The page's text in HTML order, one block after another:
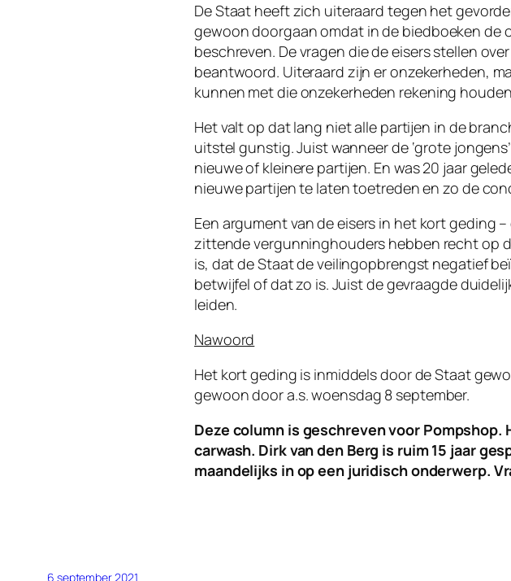
De Staat heeft zich uiteraard tegen het
gewoon doorgaan omdat in de biedboeken de
beschreven. De vragen die de eisers stellen
beantwoord. Uiteraard zijn er onzekerheden,
kunnen met die onzekerheden rekening
Het valt op dat lang niet alle partijen in de
uitstel gunstig. Juist wanneer de ‘grote
nieuwe of kleinere partijen. En was 20 jaar
nieuwe partijen te laten toetreden en zo de
Een argument van de eisers in het kort geding
zittende vergunninghouders hebben recht op
is, dat de Staat de veilingopbrengst negatief
betwijfel of dat zo is. Juist de gevraagde
leiden.
Nawoord
Het kort geding is inmiddels door de Staat
gewoon door a.s. woensdag 8 september.
Deze column is geschreven voor
carwash. Dirk van den Berg is ruim 15 jaar
maandelijks in op een juridisch onderwerp.
6 september 2021